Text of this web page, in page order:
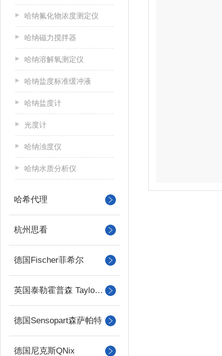
哈纳氟化物浓度测定仪
哈纳磁力搅拌器
哈纳溶解氧测定仪
哈纳盐度标准缓冲液
哈纳盐度计
光度计
哈纳浊度仪
哈纳水质分析仪
哈希代理
杭州思看
德国Fischer菲希尔
英国泰勒霍普森 Taylor Hobson
德国Sensopart森萨帕特
德国尼克斯QNix